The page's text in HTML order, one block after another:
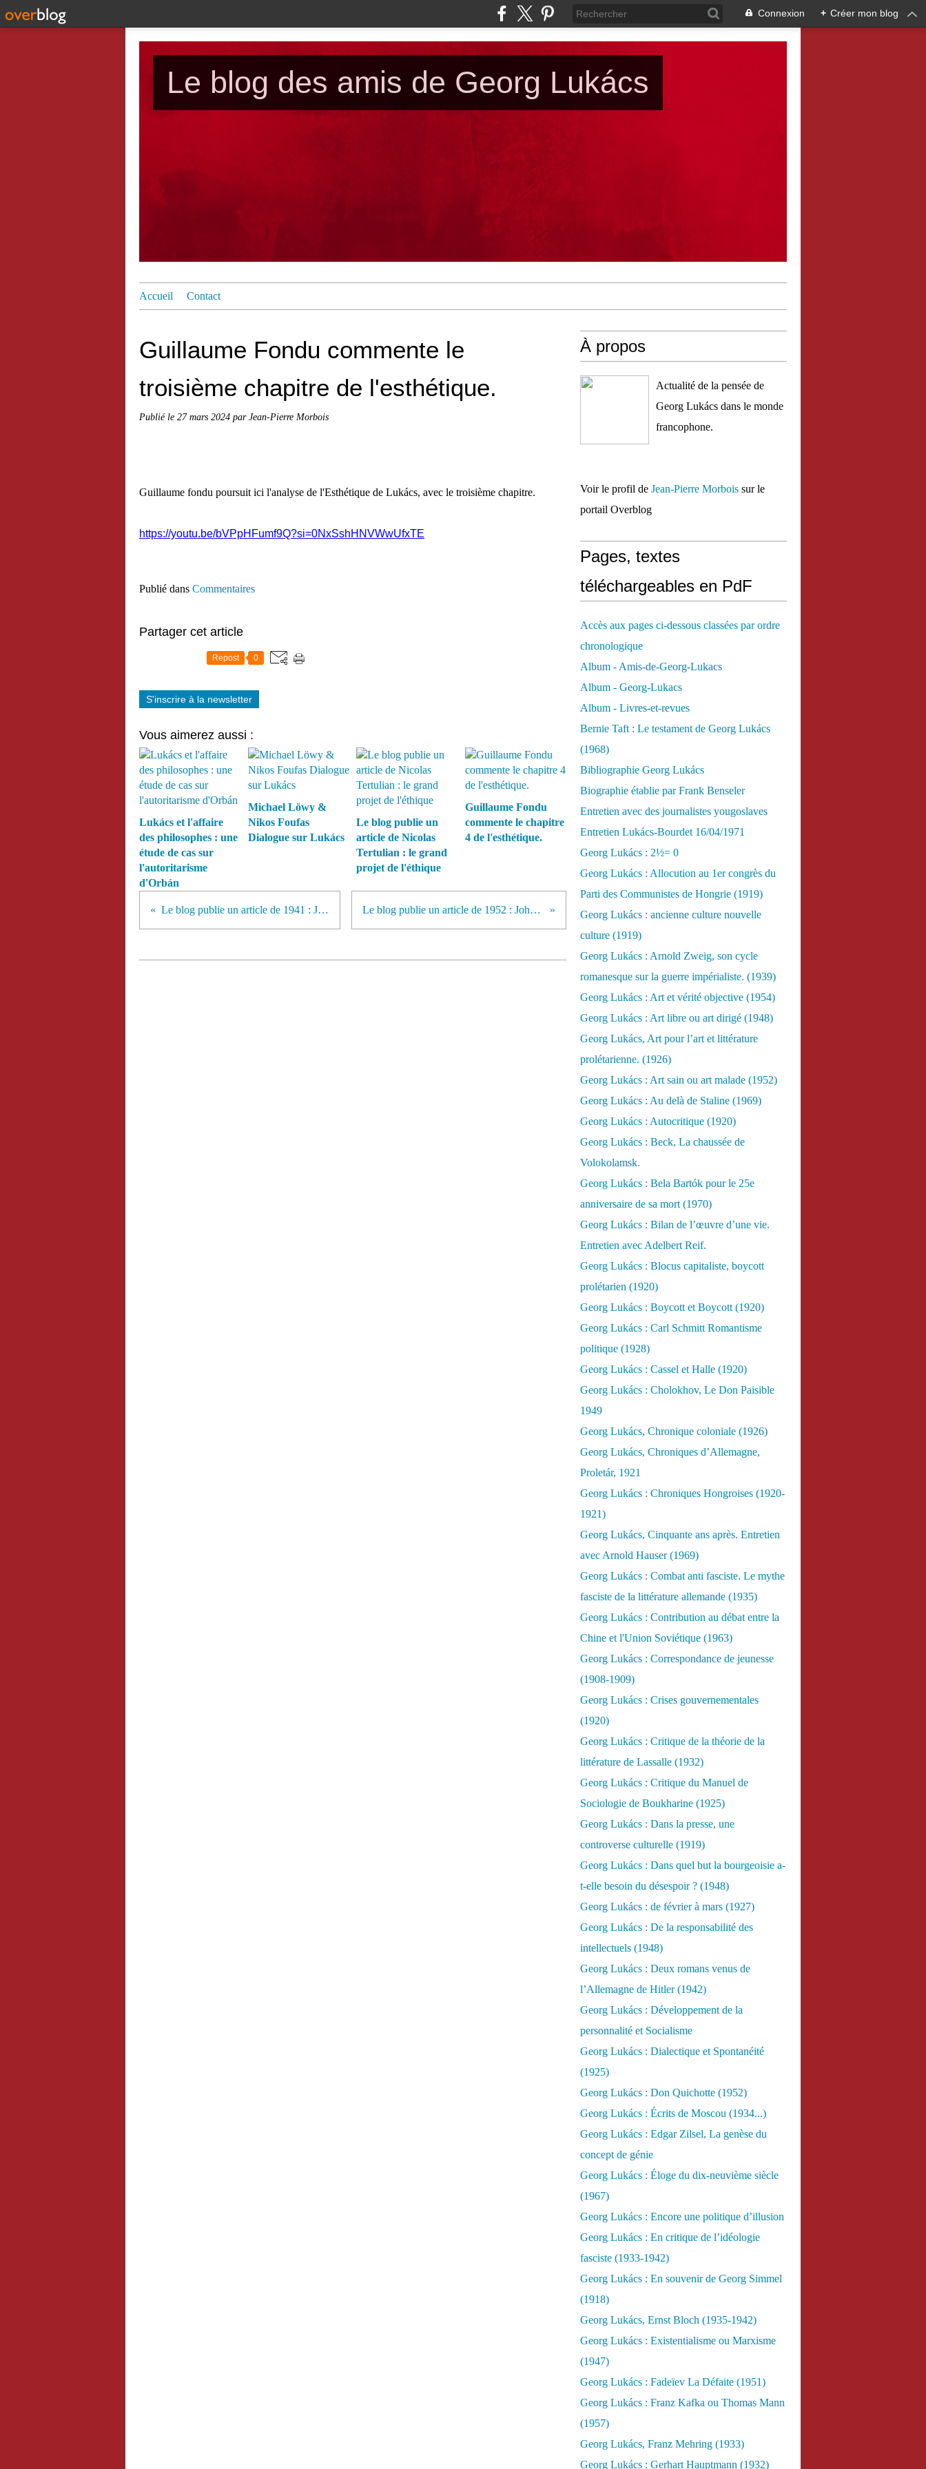
Connexion + Créer mon blog
Le blog des amis de Georg Lukács
Accueil Contact
Guillaume Fondu commente le
troisième chapitre de l'esthétique.
Publié le 27 mars 2024 par Jean-Pierre Morbois
Guillaume fondu poursuit ici l'analyse de l'Esthétique de Lukács, avec le troisième chapitre.
https://youtu.be/bVPpHFumf9Q?si=0NxSshHNVWwUfxTE
Publié dans Commentaires
Partager cet article
Repost 0
S'inscrire à la newsletter
Vous aimerez aussi :
Lukács et l'affaire
des philosophes : une
étude de cas sur
l'autoritarisme
d'Orbán
Michael Löwy &
Nikos Foufas
Dialogue sur Lukács
Le blog publie un
article de Nicolas
Tertulian : le grand
projet de l'éthique
Guillaume Fondu
commente le chapitre
4 de l'esthétique.
Le blog publie un article de 1941 : Johannes R. Becher, Abschied Le blog publie un article de 1952 : Johannes Becher, Sa poésie lyrique.
À propos
Actualité de la pensée de
Georg Lukács dans le monde
francophone.
Voir le profil de Jean-Pierre Morbois sur le
portail Overblog
Pages, textes
téléchargeables en PdF
Accès aux pages ci-dessous classées par ordre
chronologique
Album - Amis-de-Georg-Lukacs
Album - Georg-Lukacs
Album - Livres-et-revues
Bernie Taft : Le testament de Georg Lukács
(1968)
Bibliographie Georg Lukács
Biographie établie par Frank Benseler
Entretien avec des journalistes yougoslaves
Entretien Lukács-Bourdet 16/04/1971
Georg Lukács : 2½= 0
Georg Lukács : Allocution au 1er congrès du
Parti des Communistes de Hongrie (1919)
Georg Lukács : ancienne culture nouvelle
culture (1919)
Georg Lukács : Arnold Zweig, son cycle
romanesque sur la guerre impérialiste. (1939)
Georg Lukács : Art et vérité objective (1954)
Georg Lukács : Art libre ou art dirigé (1948)
Georg Lukács, Art pour l’art et littérature
prolétarienne. (1926)
Georg Lukács : Art sain ou art malade (1952)
Georg Lukács : Au delà de Staline (1969)
Georg Lukács : Autocritique (1920)
Georg Lukács : Beck, La chaussée de
Volokolamsk.
Georg Lukács : Bela Bartók pour le 25e
anniversaire de sa mort (1970)
Georg Lukács : Bilan de l’œuvre d’une vie.
Entretien avec Adelbert Reif.
Georg Lukács : Blocus capitaliste, boycott
prolétarien (1920)
Georg Lukács : Boycott et Boycott (1920)
Georg Lukács : Carl Schmitt Romantisme
politique (1928)
Georg Lukács : Cassel et Halle (1920)
Georg Lukács : Cholokhov, Le Don Paisible
1949
Georg Lukács, Chronique coloniale (1926)
Georg Lukács, Chroniques d’Allemagne,
Proletár, 1921
Georg Lukács : Chroniques Hongroises (1920-
1921)
Georg Lukács, Cinquante ans après. Entretien
avec Arnold Hauser (1969)
Georg Lukács : Combat anti fasciste. Le mythe
fasciste de la littérature allemande (1935)
Georg Lukács : Contribution au débat entre la
Chine et l'Union Soviétique (1963)
Georg Lukács : Correspondance de jeunesse
(1908-1909)
Georg Lukács : Crises gouvernementales
(1920)
Georg Lukács : Critique de la théorie de la
littérature de Lassalle (1932)
Georg Lukács : Critique du Manuel de
Sociologie de Boukharine (1925)
Georg Lukács : Dans la presse, une
controverse culturelle (1919)
Georg Lukács : Dans quel but la bourgeoisie a-
t-elle besoin du désespoir ? (1948)
Georg Lukács : de février à mars (1927)
Georg Lukács : De la responsabilité des
intellectuels (1948)
Georg Lukács : Deux romans venus de
l’Allemagne de Hitler (1942)
Georg Lukács : Développement de la
personnalité et Socialisme
Georg Lukács : Dialectique et Spontanéité
(1925)
Georg Lukács : Don Quichotte (1952)
Georg Lukács : Écrits de Moscou (1934...)
Georg Lukács : Edgar Zilsel, La genèse du
concept de génie
Georg Lukács : Éloge du dix-neuvième siècle
(1967)
Georg Lukács : Encore une politique d’illusion
Georg Lukács : En critique de l’idéologie
fasciste (1933-1942)
Georg Lukács : En souvenir de Georg Simmel
(1918)
Georg Lukács, Ernst Bloch (1935-1942)
Georg Lukács : Existentialisme ou Marxisme
(1947)
Georg Lukács : Fadeïev La Défaite (1951)
Georg Lukács : Franz Kafka ou Thomas Mann
(1957)
Georg Lukács, Franz Mehring (1933)
Georg Lukács : Gerhart Hauptmann (1932)